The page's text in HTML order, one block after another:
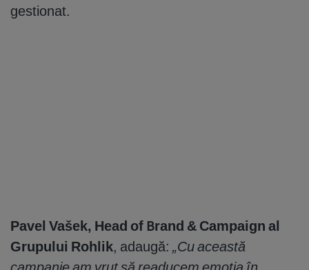
gestionat.
Pavel Vašek, Head of Brand & Campaign al
Grupului Rohlik, adaugă: „Cu această